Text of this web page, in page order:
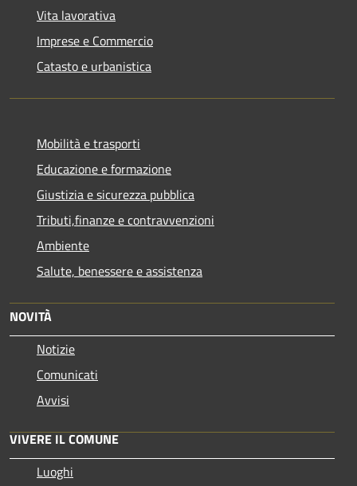
Vita lavorativa
Imprese e Commercio
Catasto e urbanistica
Mobilità e trasporti
Educazione e formazione
Giustizia e sicurezza pubblica
Tributi,finanze e contravvenzioni
Ambiente
Salute, benessere e assistenza
NOVITÀ
Notizie
Comunicati
Avvisi
VIVERE IL COMUNE
Luoghi